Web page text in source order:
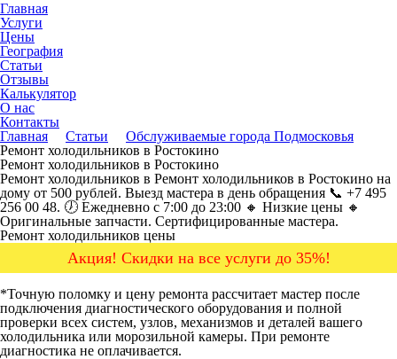
Главная
Услуги
Цены
География
Статьи
Отзывы
Калькулятор
О нас
Контакты
Главная
Статьи
Обслуживаемые города Подмосковья
Ремонт холодильников в Ростокино
Ремонт холодильников в Ростокино
Ремонт холодильников в Ремонт холодильников в Ростокино на
дому от 500 рублей. Выезд мастера в день обращения 📞 +7 495
256 00 48. 🕖 Ежедневно с 7:00 до 23:00 🔸 Низкие цены 🔸
Оригинальные запчасти. Сертифицированные мастера.
Ремонт холодильников цены
Акция! Скидки на все услуги до 35%!
*Точную поломку и цену ремонта рассчитает мастер после
подключения диагностического оборудования и полной
проверки всех систем, узлов, механизмов и деталей вашего
холодильника или морозильной камеры. При ремонте
диагностика не оплачивается.